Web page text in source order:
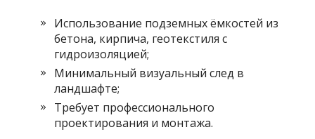
Использование подземных ёмкостей из
бетона, кирпича, геотекстиля с
гидроизоляцией;
Минимальный визуальный след в
ландшафте;
Требует профессионального
проектирования и монтажа.